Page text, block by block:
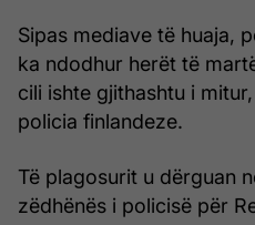
Sipas mediave të huaja,
ka ndodhur herët të
cili ishte gjithashtu i
policia finlandeze.
Të plagosurit u dërguan
zëdhënës i policisë për